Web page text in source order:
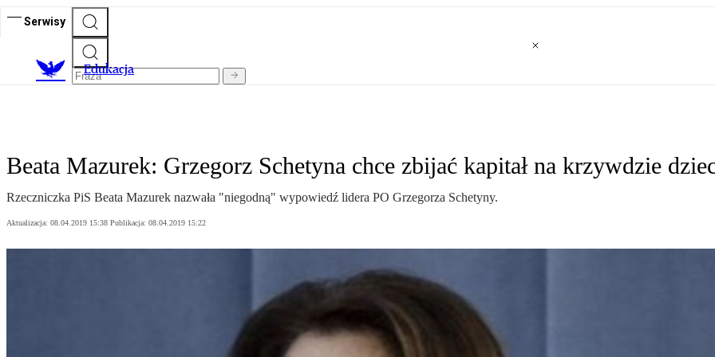
Serwisy
Edukacja
Beata Mazurek: Grzegorz Schetyna chce zbijać kapitał na krzywdzie
Rzeczniczka PiS Beata Mazurek nazwała "niegodną" wypowiedź lidera PO Grzegorza Schetyny.
Aktualizacja: 08.04.2019 15:38 Publikacja: 08.04.2019 15:22